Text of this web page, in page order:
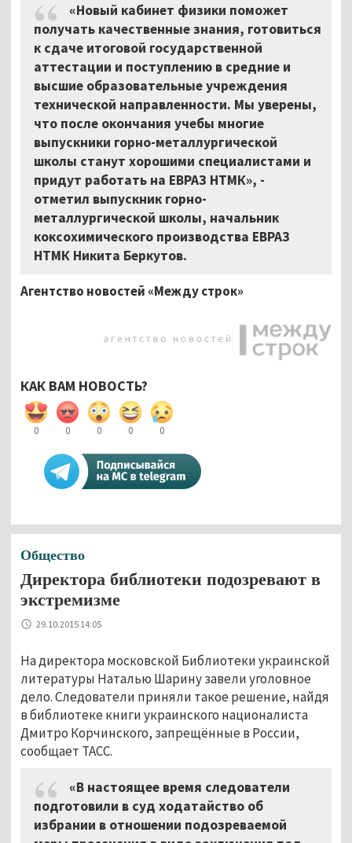
«Новый кабинет физики поможет
получать качественные знания, готовиться
к сдаче итоговой государственной
аттестации и поступлению в средние и
высшие образовательные учреждения
технической направленности. Мы уверены,
что после окончания учебы многие
выпускники горно-металлургической
школы станут хорошими специалистами и
придут работать на ЕВРАЗ НТМК», -
отметил выпускник горно-
металлургической школы, начальник
коксохимического производства ЕВРАЗ
НТМК Никита Беркутов.
Агентство новостей «Между строк»
КАК ВАМ НОВОСТЬ?
0 0 0 0 0
Общество
Директора библиотеки подозревают в
экстремизме
29.10.2015 14:05
На директора московской Библиотеки украинской
литературы Наталью Шарину завели уголовное
дело. Следователи приняли такое решение, найдя
в библиотеке книги украинского националиста
Дмитро Корчинского, запрещённые в России,
сообщает ТАСС.
«В настоящее время следователи
подготовили в суд ходатайство об
избрании в отношении подозреваемой